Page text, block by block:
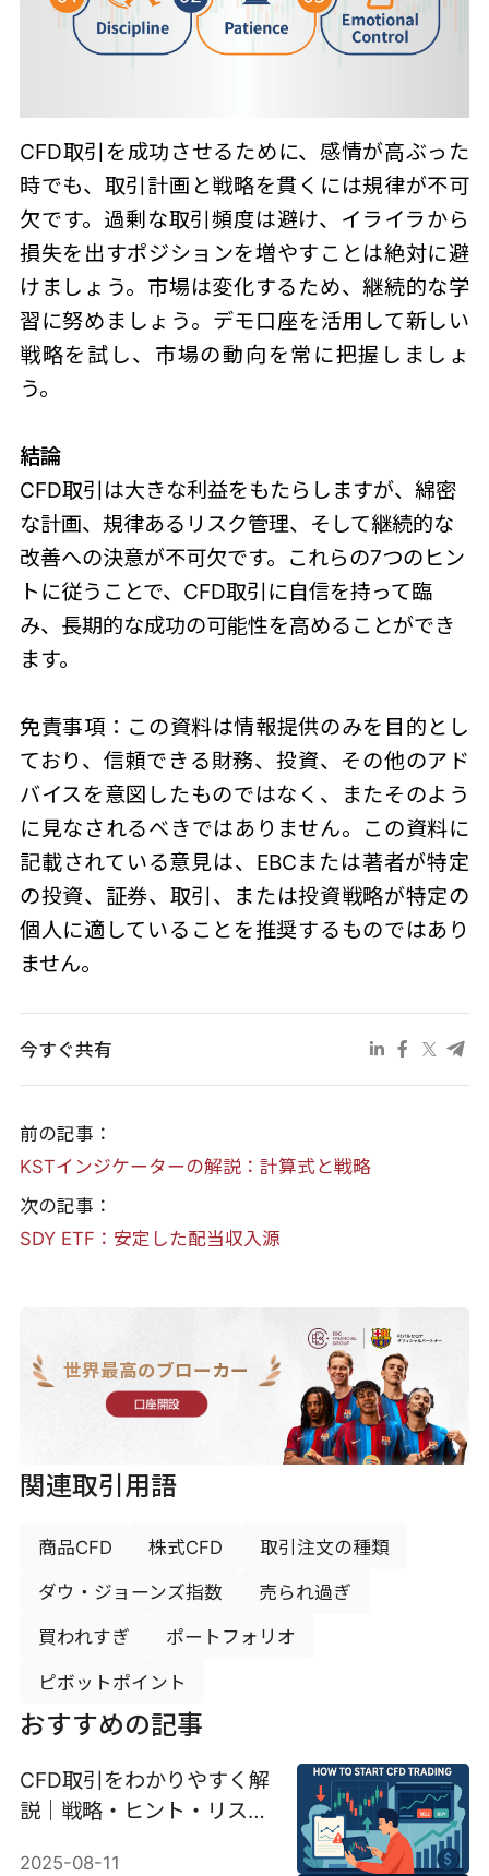
CFD取引を成功させるために、 感情が高ぶった
時でも、取引計画と戦略を貫くには規律が不可
欠です。過剰な取引頻度は避け、イライラから
損失を出すポジションを増やすことは絶対に避
けましょう。市場は変化するため、継続的な学
習に努めましょう。デモ口座を活用して新しい
戦略を試し、市場の動向を常に把握しましょ
う。
結論
CFD取引は大きな利益をもたらしますが、綿密
な計画、規律あるリスク管理、そして継続的な
改善への決意が不可欠です。これらの7つのヒン
トに従うことで、CFD取引に自信を持って臨
み、長期的な成功の可能性を高めることができ
ます。
免責事項：この資料は情報提供のみを目的とし
ており、信頼できる財務、投資、その他のアド
バイスを意図したものではなく、またそのよう
に見なされるべきではありません。この資料に
記載されている意見は、EBCまたは著者が特定
の投資、証券、取引、または投資戦略が特定の
個人に適していることを推奨するものではあり
ません。
今すぐ共有
前の記事：
KSTインジケーターの解説：計算式と戦略
次の記事：
SDY ETF：安定した配当収入源
世界最高のブローカー
口座開設
関連取引用語
商品CFD 株式CFD 取引注文の種類
ダウ・ジョーンズ指数 売られ過ぎ
買われすぎ ポートフォリオ
ピボットポイント
おすすめの記事
CFD取引をわかりやすく解
説｜戦略・ヒント・リスク
2025-08-11